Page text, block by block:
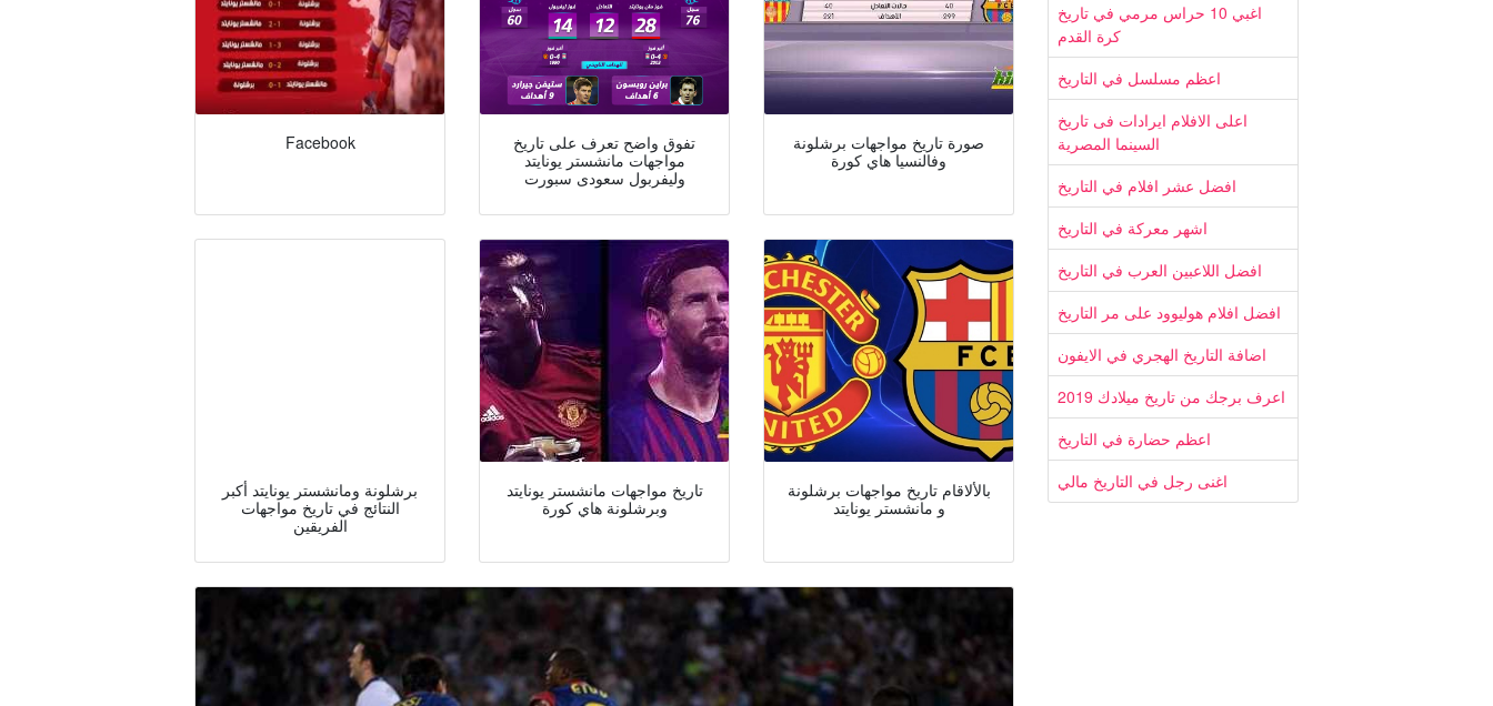
Facebook
تفوق واضح تعرف على تاريخ
مواجهات مانشستر يونايتد
وليفربول سعودى سبورت
صورة تاريخ مواجهات برشلونة
وفالنسيا هاي كورة
برشلونة ومانشستر يونايتد أكبر
النتائج في تاريخ مواجهات
الفريقين
تاريخ مواجهات مانشستر يونايتد
وبرشلونة هاي كورة
بالألاقام تاريخ مواجهات برشلونة
و مانشستر يونايتد
اغبي 10 حراس مرمي في تاريخ
كرة القدم
اعظم مسلسل في التاريخ
اعلى الافلام ايرادات فى تاريخ
السينما المصرية
افضل عشر افلام في التاريخ
اشهر معركة في التاريخ
افضل اللاعبين العرب في التاريخ
افضل افلام هوليوود على مر التاريخ
اضافة التاريخ الهجري في الايفون
اعرف برجك من تاريخ ميلادك 2019
اعظم حضارة في التاريخ
اغنى رجل في التاريخ مالي